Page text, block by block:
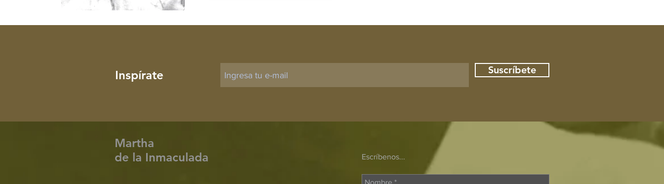
Inspírate Suscríbete
Martha
de la Inmaculada
Escríbenos...